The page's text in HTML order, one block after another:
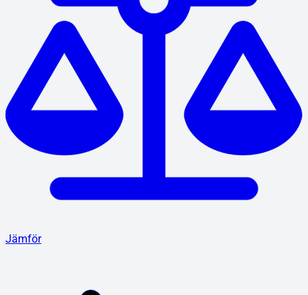
Jämför